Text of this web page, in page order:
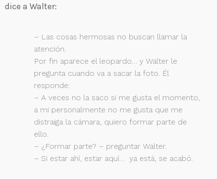
dice a Walter:
– Las cosas hermosas no buscan llamar la
atención.
Por fin aparece el leopardo… y Walter le
pregunta cuando va a sacar la foto. Él
responde:
– A veces no la saco si me gusta el momento,
a mi personalmente no me gusta que me
distraiga la cámara, quiero formar parte de
ello.
– ¿Formar parte? – preguntar Walter.
– Si estar ahí, estar aquí… ya está, se acabó.